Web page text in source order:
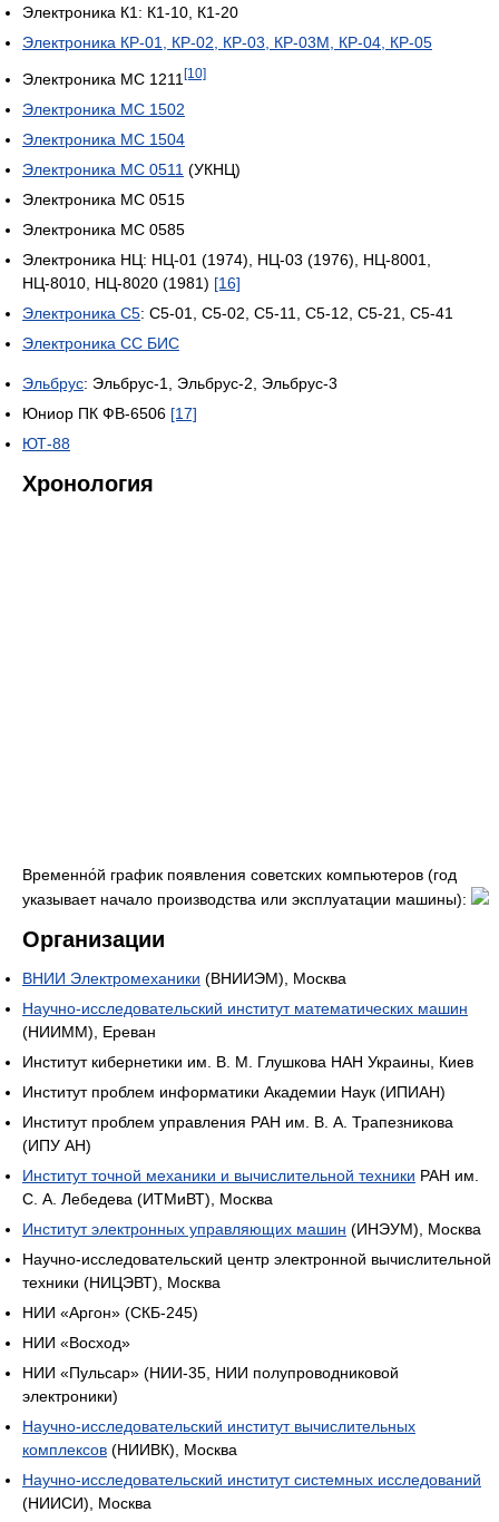
Электроника К1: К1-10, К1-20
Электроника КР-01, КР-02, КР-03, КР-03М, КР-04, КР-05
Электроника МС 1211 [10]
Электроника МС 1502
Электроника МС 1504
Электроника МС 0511 (УКНЦ)
Электроника МС 0515
Электроника МС 0585
Электроника НЦ: НЦ-01 (1974), НЦ-03 (1976), НЦ-8001,
НЦ-8010, НЦ-8020 (1981) [16]
Электроника С5: С5-01, С5-02, С5-11, С5-12, С5-21, С5-41
Электроника СС БИС
Эльбрус: Эльбрус-1, Эльбрус-2, Эльбрус-3
Юниор ПК ФВ-6506 [17]
ЮТ-88
Хронология
Временно́й график появления советских компьютеров (год
указывает начало производства или эксплуатации машины):
Организации
ВНИИ Электромеханики (ВНИИЭМ), Москва
Научно-исследовательский институт математических машин
(НИИММ), Ереван
Институт кибернетики им. В. М. Глушкова НАН Украины, Киев
Институт проблем информатики Академии Наук (ИПИАН)
Институт проблем управления РАН им. В. А. Трапезникова
(ИПУ АН)
Институт точной механики и вычислительной техники РАН им.
С. А. Лебедева (ИТМиВТ), Москва
Институт электронных управляющих машин (ИНЭУМ), Москва
Научно-исследовательский центр электронной вычислительной
техники (НИЦЭВТ), Москва
НИИ «Аргон» (СКБ-245)
НИИ «Восход»
НИИ «Пульсар» (НИИ-35, НИИ полупроводниковой
электроники)
Научно-исследовательский институт вычислительных
комплексов (НИИВК), Москва
Научно-исследовательский институт системных исследований
(НИИСИ), Москва